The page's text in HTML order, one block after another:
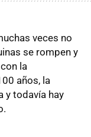
veces no
se rompen y
la
años, la
y todavía hay